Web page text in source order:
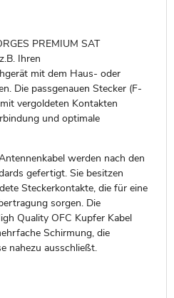
PREMIUM SAT
Ihren
mit dem Haus- oder
Die passgenauen Stecker (F-
vergoldeten Kontakten
und optimale
werden nach den
gefertigt. Sie besitzen
Steckerkontakte, die für eine
sorgen. Die
Quality OFC Kupfer Kabel
Schirmung, die
nahezu ausschließt.